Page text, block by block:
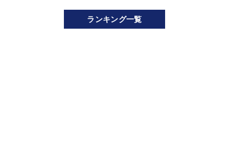
ランキング一覧